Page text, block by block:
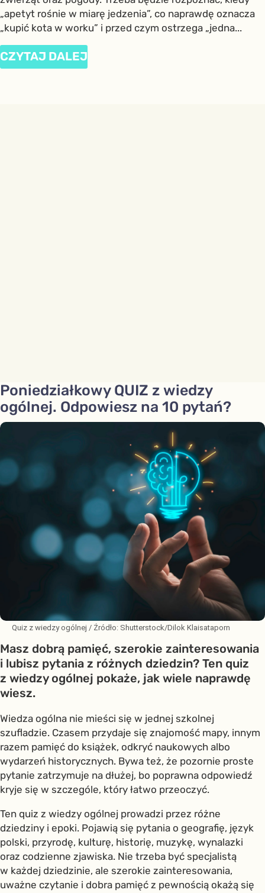
„apetyt rośnie w miarę jedzenia”, co naprawdę oznacza
„kupić kota w worku” i przed czym ostrzega „jedna...
CZYTAJ DALEJ
Poniedziałkowy QUIZ z wiedzy
ogólnej. Odpowiesz na 10 pytań?
Quiz z wiedzy ogólnej / Źródło: Shutterstock/Dilok Klaisataporn
Masz dobrą pamięć, szerokie zainteresowania
i lubisz pytania z różnych dziedzin? Ten quiz
z wiedzy ogólnej pokaże, jak wiele naprawdę
wiesz.
Wiedza ogólna nie mieści się w jednej szkolnej
szufladzie. Czasem przydaje się znajomość mapy, innym
razem pamięć do książek, odkryć naukowych albo
wydarzeń historycznych. Bywa też, że pozornie proste
pytanie zatrzymuje na dłużej, bo poprawna odpowiedź
kryje się w szczególe, który łatwo przeoczyć.
Ten quiz z wiedzy ogólnej prowadzi przez różne
dziedziny i epoki. Pojawią się pytania o geografię, język
polski, przyrodę, kulturę, historię, muzykę, wynalazki
oraz codzienne zjawiska. Nie trzeba być specjalistą
w każdej dziedzinie, ale szerokie zainteresowania,
uważne czytanie i dobra pamięć z pewnością okażą się